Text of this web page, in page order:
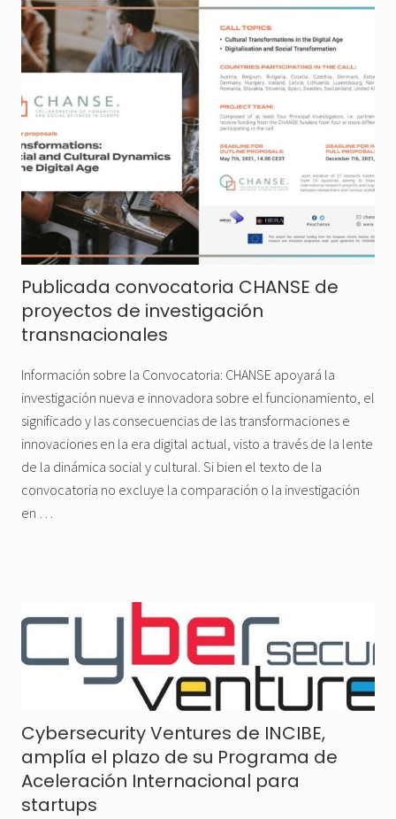
Publicada convocatoria CHANSE de
proyectos de investigación
transnacionales
Información sobre la Convocatoria: CHANSE apoyará la
investigación nueva e innovadora sobre el funcionamiento, el
significado y las consecuencias de las transformaciones e
innovaciones en la era digital actual, visto a través de la lente
de la dinámica social y cultural. Si bien el texto de la
convocatoria no excluye la comparación o la investigación
en …
Cybersecurity Ventures de INCIBE,
amplía el plazo de su Programa de
Aceleración Internacional para
startups